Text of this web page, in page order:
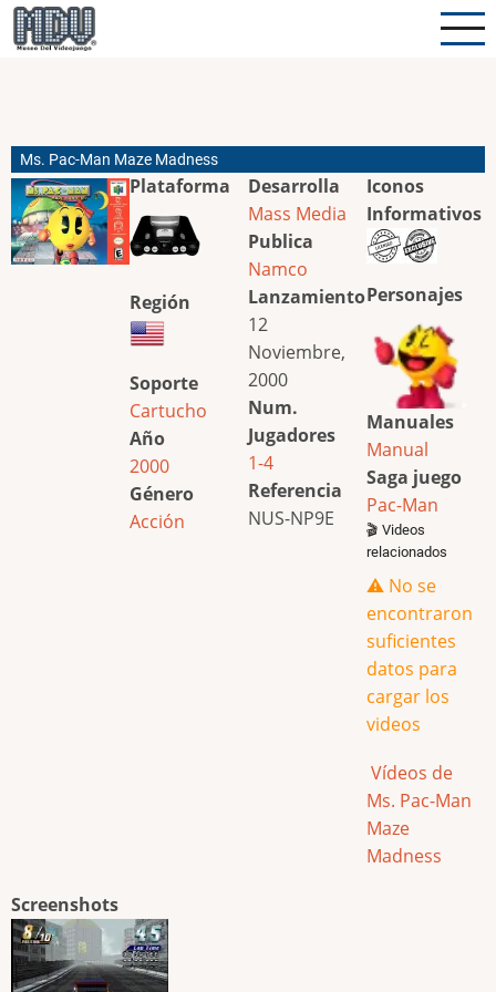
Pasar
al
Ms. Pac-Man Maze Madness
Plataforma
Región
Soporte
Cartucho
Año
2000
Género
Acción
Desarrolla
Mass Media
Publica
Namco
Lanzamiento
12
Noviembre,
2000
Num.
Jugadores
1-4
Referencia
NUS-NP9E
Iconos
Informativos
Personajes
Manuales
Manual
Saga juego
Pac-Man
🎬 Videos
relacionados
⚠️ No se
encontraron
suficientes
datos para
cargar los
videos
Vídeos de
Ms. Pac-Man
Maze
Madness
Screenshots